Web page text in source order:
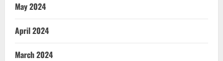
May 2024
April 2024
March 2024